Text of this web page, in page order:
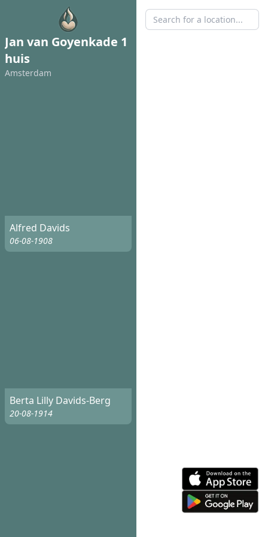
Jan van Goyenkade 1
huis
Amsterdam
Alfred Davids
06-08-1908
Berta Lilly Davids-Berg
20-08-1914